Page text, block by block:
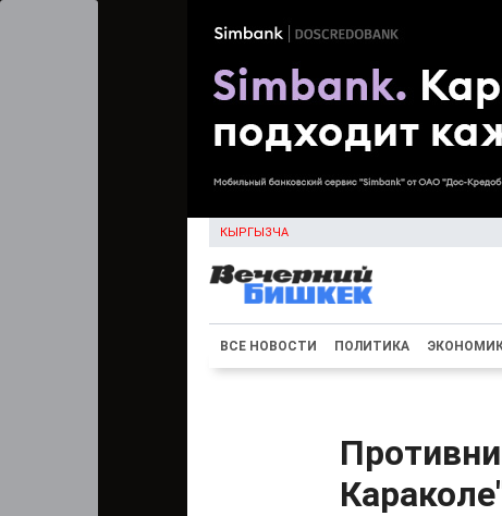
КЫРГЫЗЧА
ВСЕ НОВОСТИ ПОЛИТИКА